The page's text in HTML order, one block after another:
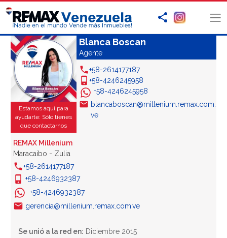
Estamos aquí para
ayudarte: Sólo tienes
que contactarnos
Blanca Boscan
Agente
+58-2614177187
+58-4246245958
+58-4246245958
blancaboscan@millenium.remax.com.
ve
REMAX Millenium
Maracaibo - Zulia
+58-2614177187
+58-4246932387
+58-4246932387
gerencia@millenium.remax.com.ve
Se unió a la red en: Diciembre 2015